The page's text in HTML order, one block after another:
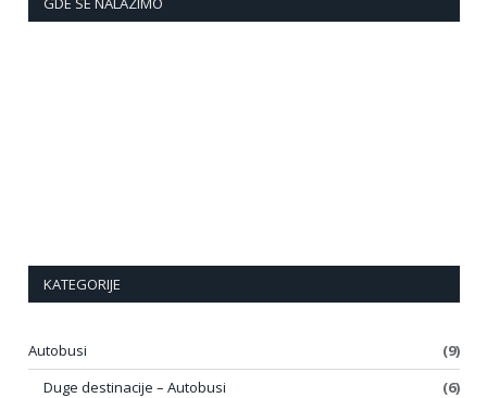
KATEGORIJE
Autobusi
(9)
Duge destinacije – Autobusi
(6)